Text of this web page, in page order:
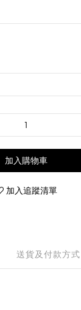
加入購物車
加入追蹤清單
送貨及付款方式